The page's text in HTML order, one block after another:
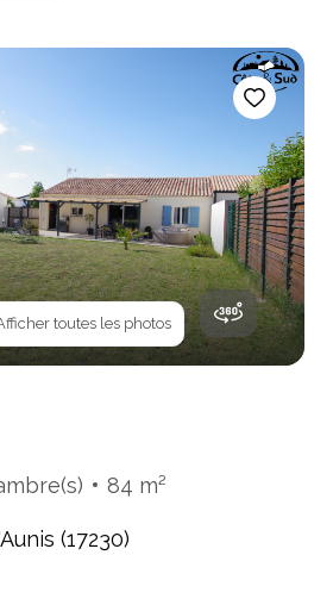
toutes les photos
84 m²
(17230)